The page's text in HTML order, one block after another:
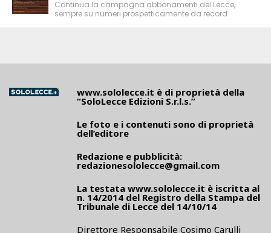
Continua la campagna abbonamenti del Lecce,
sempre su numeri prospetticamente da record
www.sololecce.it è di proprietà della
“SoloLecce Edizioni S.r.l.s.”
Le foto e i contenuti sono di proprietà
dell’editore
Redazione e pubblicità:
redazionesololecce@gmail.com
La testata www.sololecce.it è iscritta al
n. 14/2014 del Registro della Stampa del
Tribunale di Lecce del 14/10/14
Direttore Responsabile Cosimo Carulli